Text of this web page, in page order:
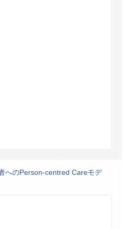
へのPerson-centred Careモデ